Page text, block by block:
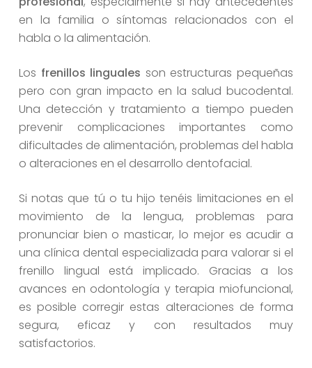
en la familia o síntomas relacionados con el
habla o la alimentación.
Los frenillos linguales son estructuras pequeñas
pero con gran impacto en la salud bucodental.
Una detección y tratamiento a tiempo pueden
prevenir complicaciones importantes como
dificultades de alimentación, problemas del habla
o alteraciones en el desarrollo dentofacial.
Si notas que tú o tu hijo tenéis limitaciones en el
movimiento de la lengua, problemas para
pronunciar bien o masticar, lo mejor es acudir a
una clínica dental especializada para valorar si el
frenillo lingual está implicado. Gracias a los
avances en odontología y terapia miofuncional,
es posible corregir estas alteraciones de forma
segura, eficaz y con resultados muy
satisfactorios.